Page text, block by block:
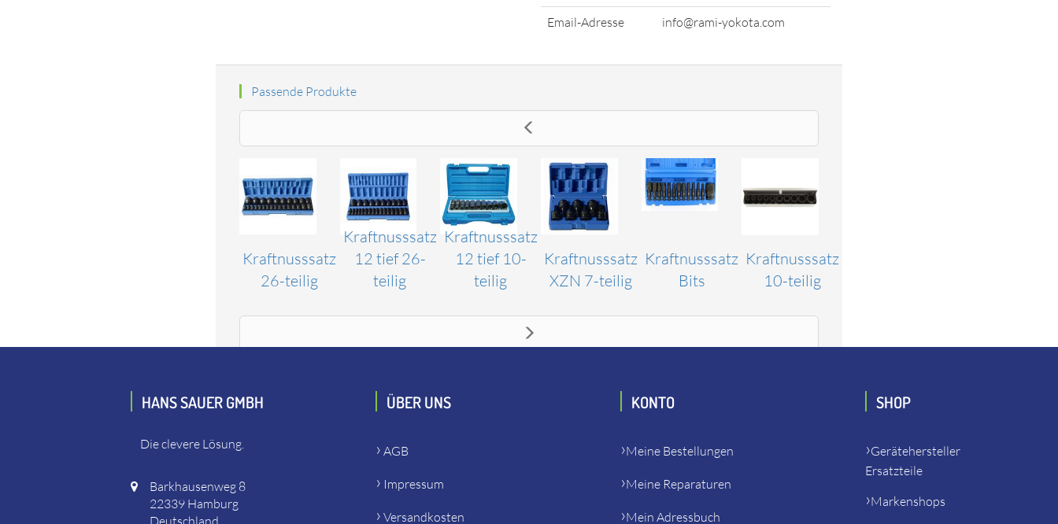
Email-Adresse
info@rami-yokota.com
Passende Produkte
Kraftnusssatz
26-teilig
Kraftnusssatz
12 tief 26-
teilig
Kraftnusssatz
12 tief 10-
teilig
Kraftnusssatz
XZN 7-teilig
Kraftnusssatz
Bits
Kraftnusssatz
10-teilig
HANS SAUER GMBH
Die clevere Lösung.
Barkhausenweg 8
22339 Hamburg
Deutschland
ÜBER UNS
AGB
Impressum
Versandkosten
KONTO
Meine Bestellungen
Meine Reparaturen
Mein Adressbuch
SHOP
Gerätehersteller
Ersatzteile
Markenshops